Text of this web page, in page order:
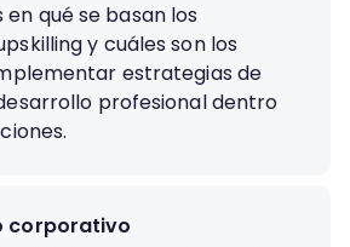
qué se basan los
y cuáles son los
estrategias de
profesional dentro
corporativo